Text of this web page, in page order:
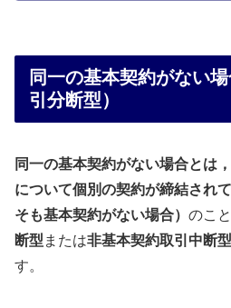
同一の基本契約がない
引分断型）
同一の基本契約がない場合とは
について個別の契約が締結され
そも基本契約がない場合） のこ
断型 または非基本契約取引中断型
す。